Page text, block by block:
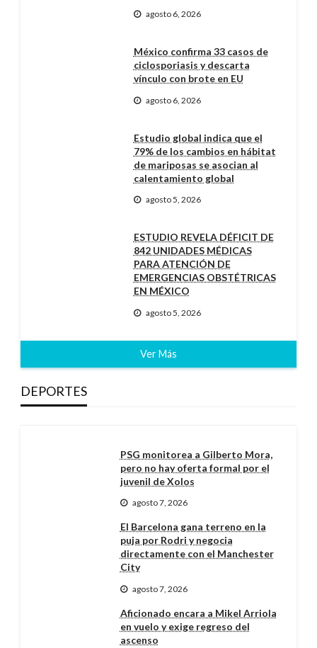
agosto 6, 2026
México confirma 33 casos de
ciclosporiasis y descarta
vínculo con brote en EU
agosto 6, 2026
Estudio global indica que el
79% de los cambios en hábitat
de mariposas se asocian al
calentamiento global
agosto 5, 2026
ESTUDIO REVELA DÉFICIT DE
842 UNIDADES MÉDICAS
PARA ATENCIÓN DE
EMERGENCIAS OBSTÉTRICAS
EN MÉXICO
agosto 5, 2026
Ver Más
DEPORTES
PSG monitorea a Gilberto Mora,
pero no hay oferta formal por el
juvenil de Xolos
agosto 7, 2026
El Barcelona gana terreno en la
puja por Rodri y negocia
directamente con el Manchester
City
agosto 7, 2026
Aficionado encara a Mikel Arriola
en vuelo y exige regreso del
ascenso